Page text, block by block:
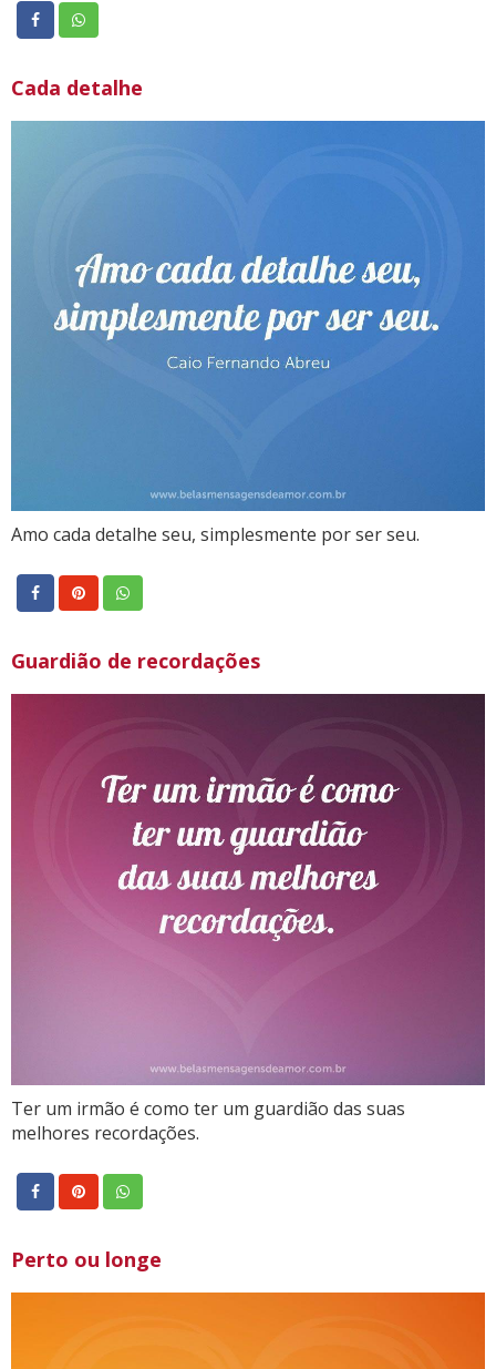
Cada detalhe
Amo cada detalhe seu, simplesmente por ser seu.
Guardião de recordações
Ter um irmão é como ter um guardião das suas
melhores recordações.
Perto ou longe